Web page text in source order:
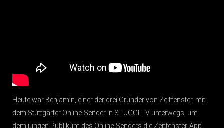
Heute war Benjamin, einer der drei Gründer von Zeitfenster, mit
dem Stuttgarter Online-Sender in STUGGI.TV unterwegs, um
dem jungen Publikum des Online-Senders die Zeitfenster-App